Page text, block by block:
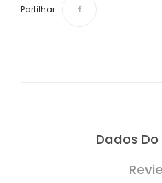
Partilhar
Dados